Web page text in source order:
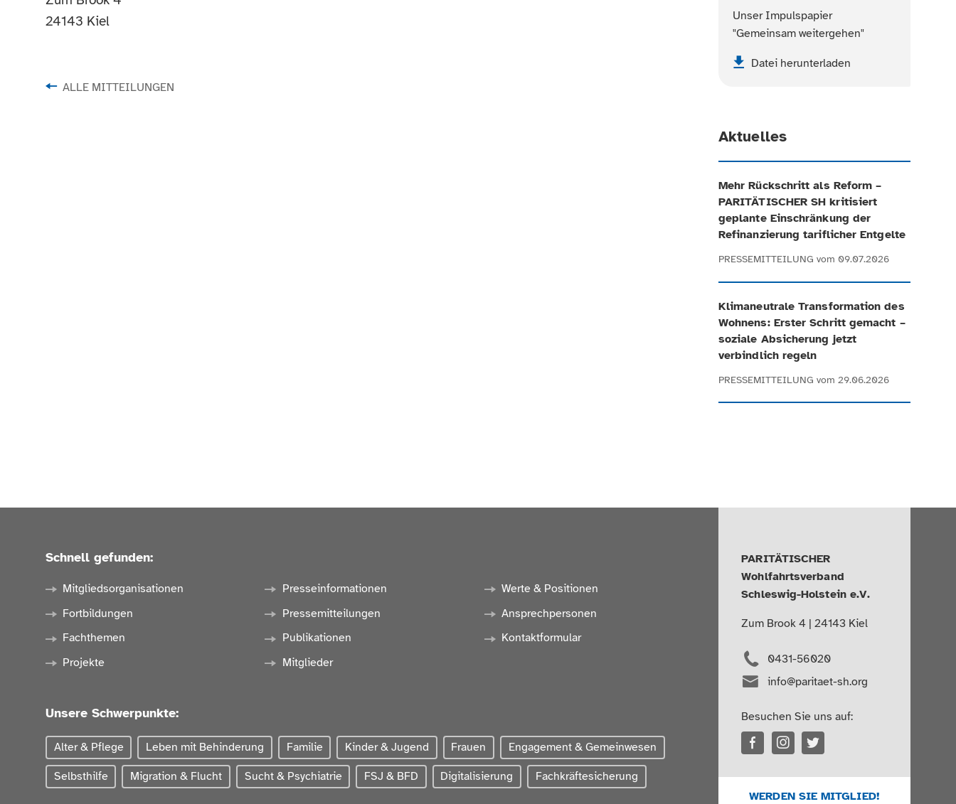
24143 Kiel
ALLE MITTEILUNGEN
Unser Impulspapier
"Gemeinsam weitergehen"
Datei herunterladen
Aktuelles
Mehr Rückschritt als Reform –
PARITÄTISCHER SH kritisiert
geplante Einschränkung der
Refinanzierung tariflicher Entgelte
PRESSEMITTEILUNG vom 09.07.2026
Klimaneutrale Transformation des
Wohnens: Erster Schritt gemacht –
soziale Absicherung jetzt
verbindlich regeln
PRESSEMITTEILUNG vom 29.06.2026
Schnell gefunden:
Mitgliedsorganisationen
Fortbildungen
Fachthemen
Projekte
Presseinformationen
Pressemitteilungen
Publikationen
Mitglieder
Werte & Positionen
Ansprechpersonen
Kontaktformular
Unsere Schwerpunkte:
Alter & Pflege Leben mit Behinderung Familie Kinder & Jugend Frauen Engagement & Gemeinwesen
Selbsthilfe Migration & Flucht Sucht & Psychiatrie FSJ & BFD Digitalisierung Fachkräftesicherung
PARITÄTISCHER
Wohlfahrtsverband
Schleswig-Holstein e.V.
Zum Brook 4 | 24143 Kiel
0431-56020
info@paritaet-sh.org
Besuchen Sie uns auf:
WERDEN SIE MITGLIED!